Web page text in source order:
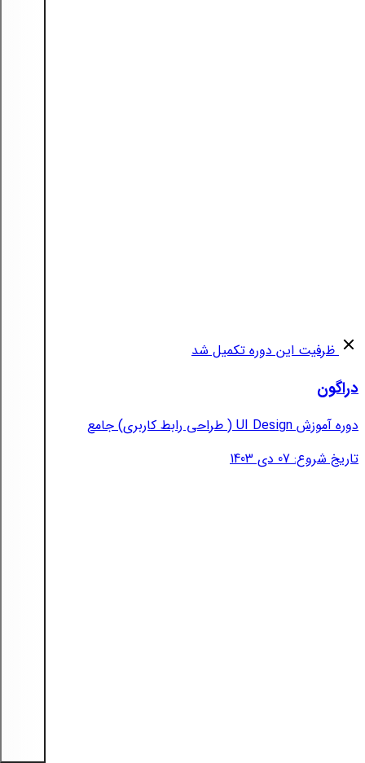
ظرفیت این دوره تکمیل شد
دراگون
دوره آموزش UI Design ( طراحی رابط کاربری) جامع
تاریخ شروع: 07 دی 1403